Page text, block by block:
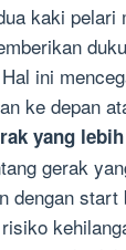
kaki pelari
ini
ke depan
yang
gerak
dengan